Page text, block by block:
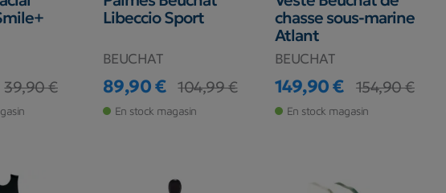
39,90 €
Libeccio Sport
BEUCHAT
Prix
89,90 €
Prix de base
104,99 €
En stock magasin
chasse sous-marine
Atlant
BEUCHAT
Prix
149,90 €
Prix de base
154,90 €
En stock magasin